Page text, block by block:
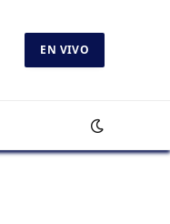
EN VIVO